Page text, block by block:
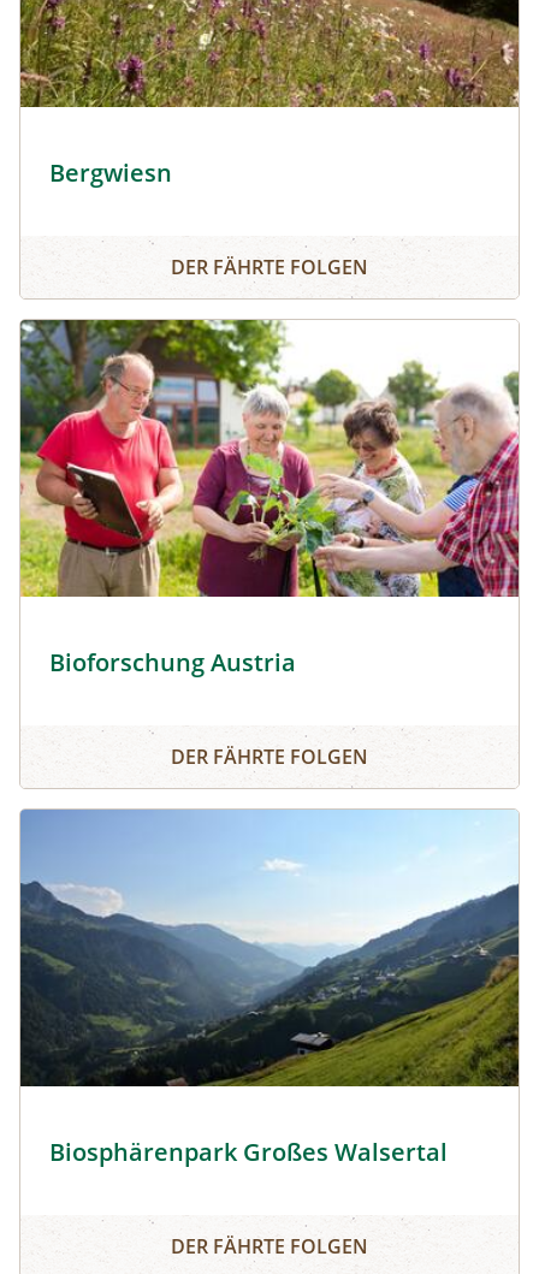
Bergwiesn
Bergwiesn
DER FÄHRTE FOLGEN
Bioforschung Austria
Bioforschung Austria
DER FÄHRTE FOLGEN
Biosphärenpark Großes Walsertal
Biosphärenpark Großes Walsertal
DER FÄHRTE FOLGEN